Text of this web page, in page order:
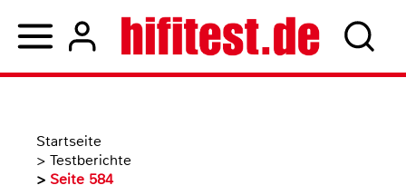
Startseite
> Testberichte
> Seite 584